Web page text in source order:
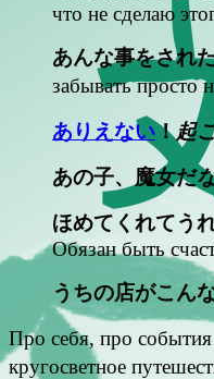
что не сделаю
あんな事をされ
забывать просто
ありえない！起
あの子、魔女だ
ほめてくれてう
Обязан быть
うちの店がこん
Про себя, про события
кругосветное